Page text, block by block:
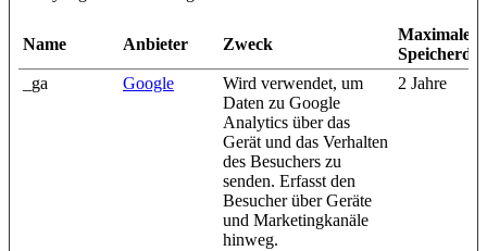
Name Anbieter Zweck
Maximale
_ga
Google
Wird verwendet, um
Daten zu Google
Analytics über das
Gerät und das Verhalten
des Besuchers zu
senden. Erfasst den
Besucher über Geräte
und Marketingkanäle
hinweg.
2 Jahre